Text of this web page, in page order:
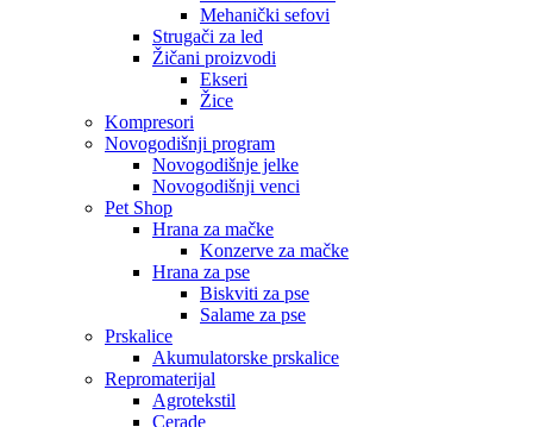
Mehanički sefovi
Strugači za led
Žičani proizvodi
Ekseri
Žice
Kompresori
Novogodišnji program
Novogodišnje jelke
Novogodišnji venci
Pet Shop
Hrana za mačke
Konzerve za mačke
Hrana za pse
Biskviti za pse
Salame za pse
Prskalice
Akumulatorske prskalice
Repromaterijal
Agrotekstil
Cerade